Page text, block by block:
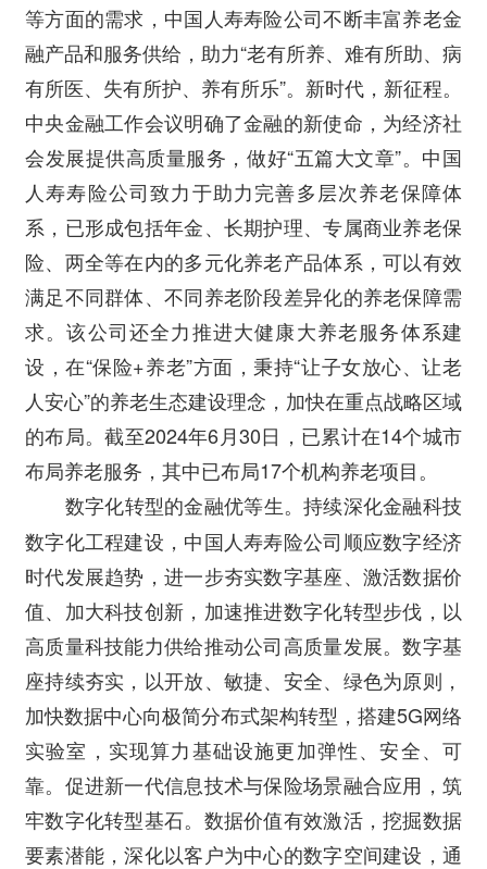
等方面的需求，中国人寿寿险公司不断丰富养老金
融产品和服务供给，助力“老有所养、难有所助、病
有所医、失有所护、养有所乐”。新时代，新征程。
中央金融工作会议明确了金融的新使命，为经济社
会发展提供高质量服务，做好“五篇大文章”。中国
人寿寿险公司致力于助力完善多层次养老保障体
系，已形成包括年金、长期护理、专属商业养老保
险、两全等在内的多元化养老产品体系，可以有效
满足不同群体、不同养老阶段差异化的养老保障需
求。该公司还全力推进大健康大养老服务体系建
设，在“保险+养老”方面，秉持“让子女放心、让老
人安心”的养老生态建设理念，加快在重点战略区域
的布局。截至2024年6月30日，已累计在14个城市
布局养老服务，其中已布局17个机构养老项目。
数字化转型的金融优等生。持续深化金融科技
数字化工程建设，中国人寿寿险公司顺应数字经济
时代发展趋势，进一步夯实数字基座、激活数据价
值、加大科技创新，加速推进数字化转型步伐，以
高质量科技能力供给推动公司高质量发展。数字基
座持续夯实，以开放、敏捷、安全、绿色为原则，
加快数据中心向极简分布式架构转型，搭建5G网络
实验室，实现算力基础设施更加弹性、安全、可
靠。促进新一代信息技术与保险场景融合应用，筑
牢数字化转型基石。数据价值有效激活，挖掘数据
要素潜能，深化以客户为中心的数字空间建设，通